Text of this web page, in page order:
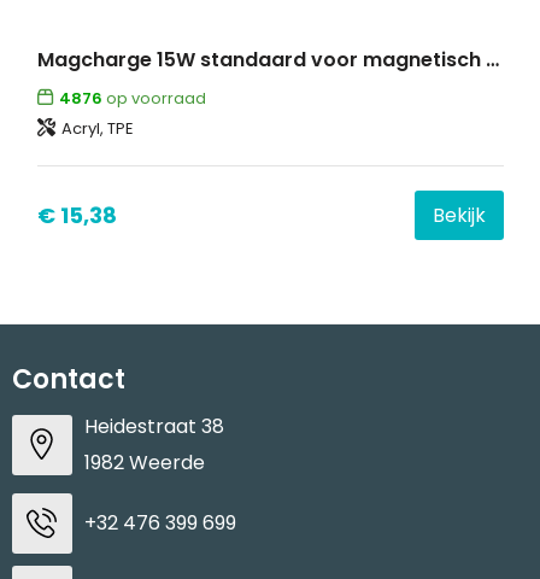
Magcharge 15W standaard voor magnetisch draadloos opladen
4876 op voorraad
Acryl, TPE
€ 15,38 Bekijk
Contact
Heidestraat 38
1982 Weerde
+32 476 399 699